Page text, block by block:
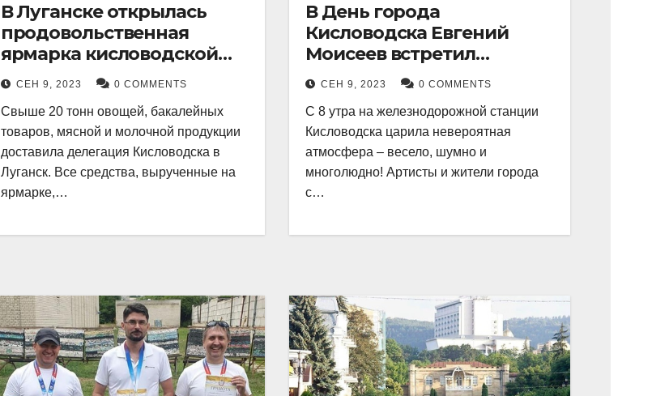
В Луганске открылась
продовольственная
ярмарка кисловодской
продукции.
СЕН 9, 2023 0 COMMENTS
Свыше 20 тонн овощей, бакалейных
товаров, мясной и молочной продукции
доставила делегация Кисловодска в
Луганск. Все средства, вырученные на
ярмарке,…
В День города
Кисловодска Евгений
Моисеев встретил
прибывший поезд с
туристами.
СЕН 9, 2023 0 COMMENTS
С 8 утра на железнодорожной станции
Кисловодска царила невероятная
атмосфера – весело, шумно и
многолюдно! Артисты и жители города
с…